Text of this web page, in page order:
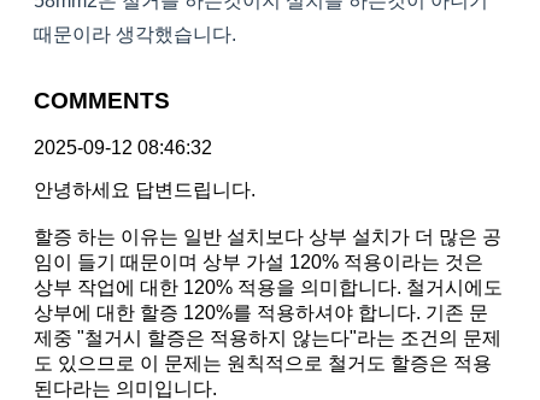
때문이라 생각했습니다.
COMMENTS
2025-09-12 08:46:32
안녕하세요 답변드립니다.
할증 하는 이유는 일반 설치보다 상부 설치가 더 많은 공
임이 들기 때문이며 상부 가설 120% 적용이라는 것은
상부 작업에 대한 120% 적용을 의미합니다. 철거시에도
상부에 대한 할증 120%를 적용하셔야 합니다. 기존 문
제중 "철거시 할증은 적용하지 않는다"라는 조건의 문제
도 있으므로 이 문제는 원칙적으로 철거도 할증은 적용
된다라는 의미입니다.